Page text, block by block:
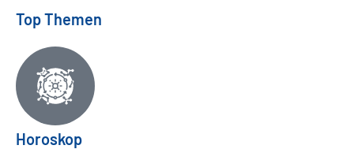
Top Themen
Horoskop